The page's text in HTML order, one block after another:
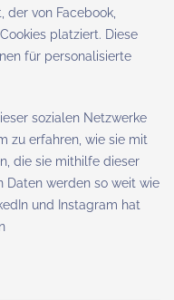
der von Facebook,
platziert. Diese
für personalisierte
sozialen Netzwerke
zu erfahren, wie sie mit
die sie mithilfe dieser
Daten werden so weit wie
und Instagram hat